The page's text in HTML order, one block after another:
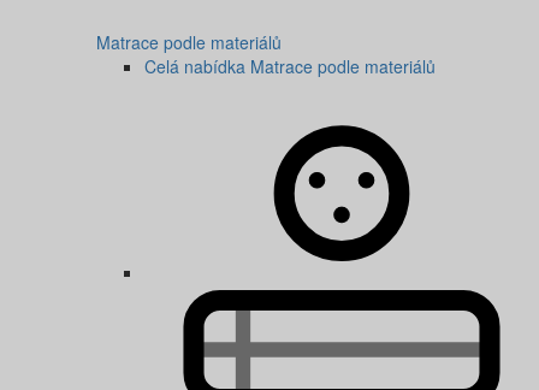
Matrace podle materiálů
Celá nabídka Matrace podle materiálů